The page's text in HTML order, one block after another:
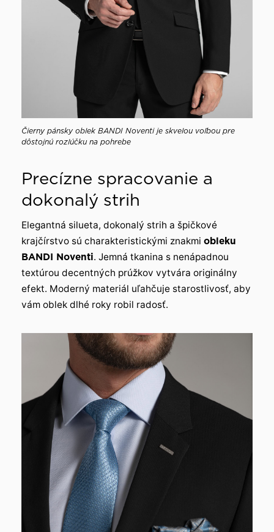
Čierny pánsky oblek BANDI Noventi je skvelou voľbou pre
dôstojnú rozlúčku na pohrebe
Precízne spracovanie a
dokonalý strih
Elegantná silueta, dokonalý strih a špičkové
krajčírstvo sú charakteristickými znakmi obleku
BANDI Noventi. Jemná tkanina s nenápadnou
textúrou decentných prúžkov vytvára originálny
efekt. Moderný materiál uľahčuje starostlivosť, aby
vám oblek dlhé roky robil radosť.